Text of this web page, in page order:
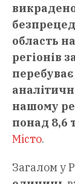
область
регіонів
нашому
понад 8,6
Місто.
Загалом у